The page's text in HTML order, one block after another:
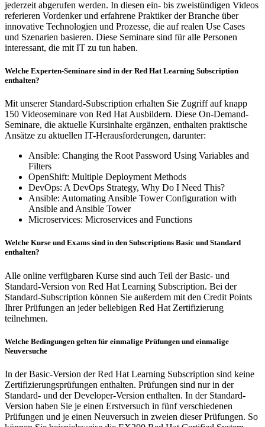
jederzeit abgerufen werden. In diesen ein- bis zweistündigen Videos
referieren Vordenker und erfahrene Praktiker der Branche über
innovative Technologien und Prozesse, die auf realen Use Cases
und Szenarien basieren. Diese Seminare sind für alle Personen
interessant, die mit IT zu tun haben.
Welche Experten-Seminare sind in der Red Hat Learning Subscription
enthalten?
Mit unserer Standard-Subscription erhalten Sie Zugriff auf knapp
150 Videoseminare von Red Hat Ausbildern. Diese On-Demand-
Seminare, die aktuelle Kursinhalte ergänzen, enthalten praktische
Ansätze zu aktuellen IT-Herausforderungen, darunter:
Ansible: Changing the Root Password Using Variables and
Filters
OpenShift: Multiple Deployment Methods
DevOps: A DevOps Strategy, Why Do I Need This?
Ansible: Automating Ansible Tower Configuration with
Ansible and Ansible Tower
Microservices: Microservices and Functions
Welche Kurse und Exams sind in den Subscriptions Basic und Standard
enthalten?
Alle online verfügbaren Kurse sind auch Teil der Basic- und
Standard-Version von Red Hat Learning Subscription. Bei der
Standard-Subscription können Sie außerdem mit den Credit Points
Ihrer Prüfungen an jeder beliebigen Red Hat Zertifizierung
teilnehmen.
Welche Bedingungen gelten für einmalige Prüfungen und einmalige
Neuversuche
In der Basic-Version der Red Hat Learning Subscription sind keine
Zertifizierungsprüfungen enthalten. Prüfungen sind nur in der
Standard- und der Developer-Version enthalten. In der Standard-
Version haben Sie je einen Erstversuch in fünf verschiedenen
Prüfungen und je einen Neuversuch in zweien dieser Prüfungen. So